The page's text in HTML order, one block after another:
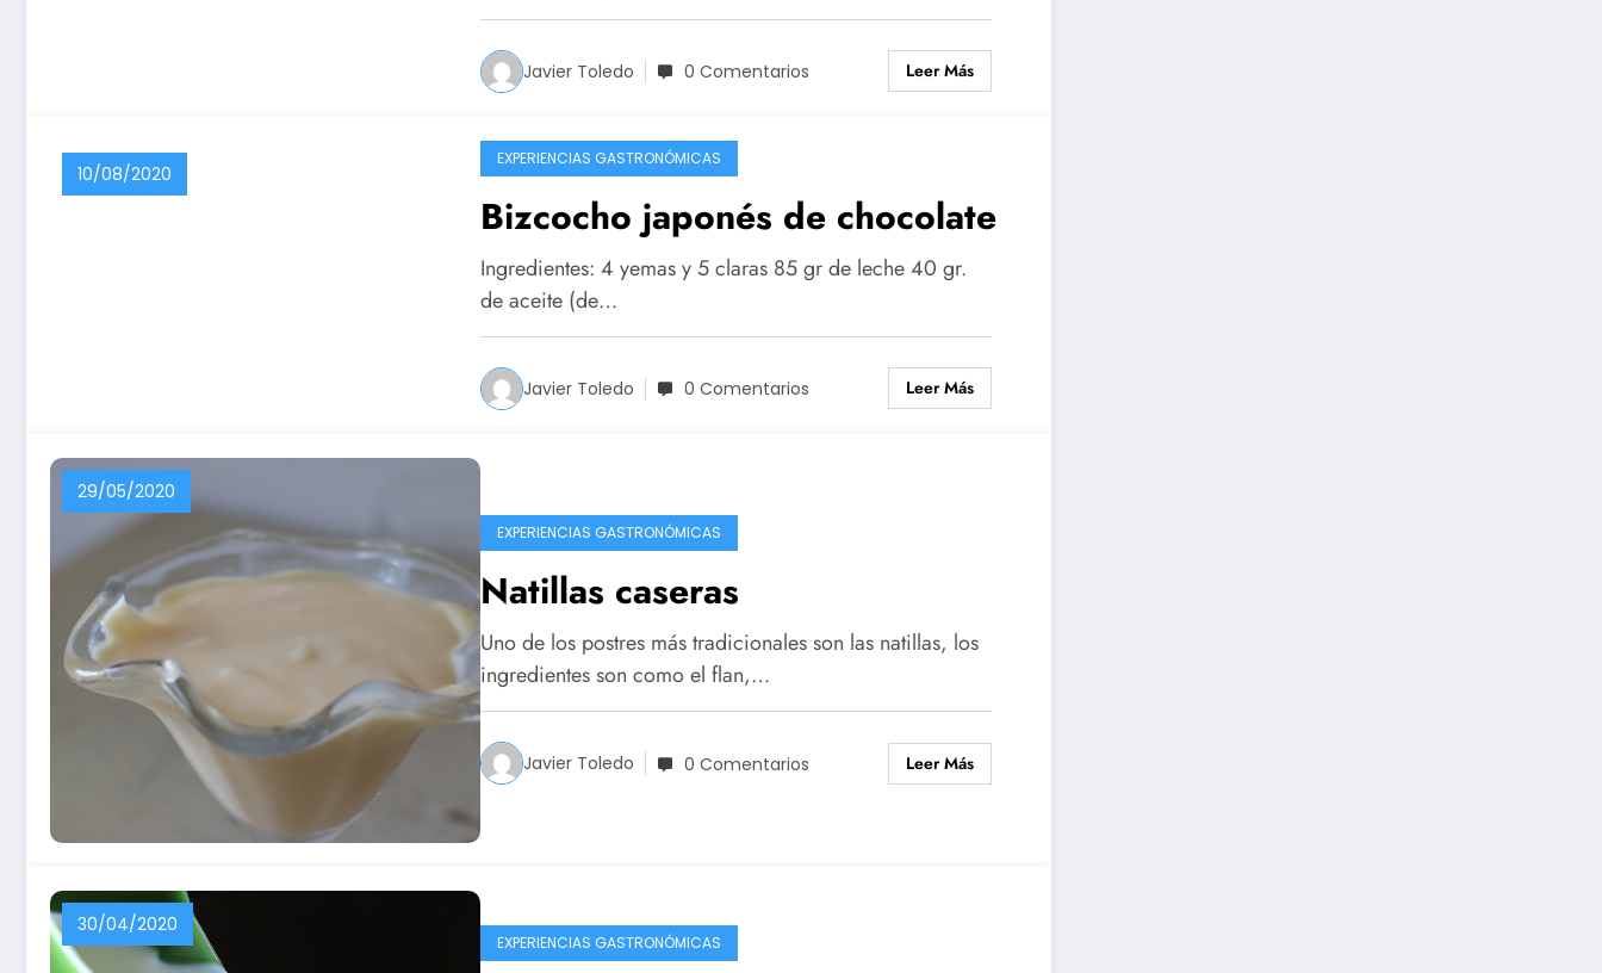
Javier Toledo 0 Comentarios Leer Más
10/08/2020
EXPERIENCIAS GASTRONÓMICAS
Bizcocho japonés de chocolate
Ingredientes: 4 yemas y 5 claras 85 gr de leche 40 gr.
de aceite (de…
Javier Toledo 0 Comentarios Leer Más
29/05/2020
EXPERIENCIAS GASTRONÓMICAS
Natillas caseras
Uno de los postres más tradicionales son las natillas, los
ingredientes son como el flan,…
Javier Toledo 0 Comentarios Leer Más
30/04/2020
EXPERIENCIAS GASTRONÓMICAS